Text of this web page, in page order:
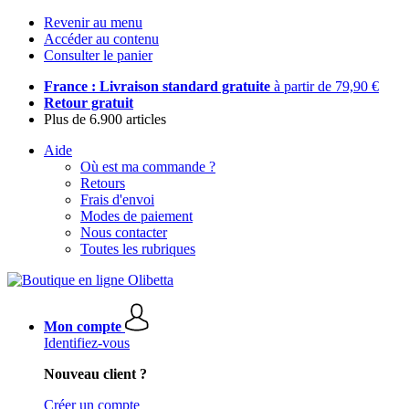
Revenir au menu
Accéder au contenu
Consulter le panier
France : Livraison standard gratuite à partir de 79,90 €
Retour gratuit
Plus de 6.900 articles
Aide
Où est ma commande ?
Retours
Frais d'envoi
Modes de paiement
Nous contacter
Toutes les rubriques
Mon compte
Identifiez-vous
Nouveau client ?
Créer un compte